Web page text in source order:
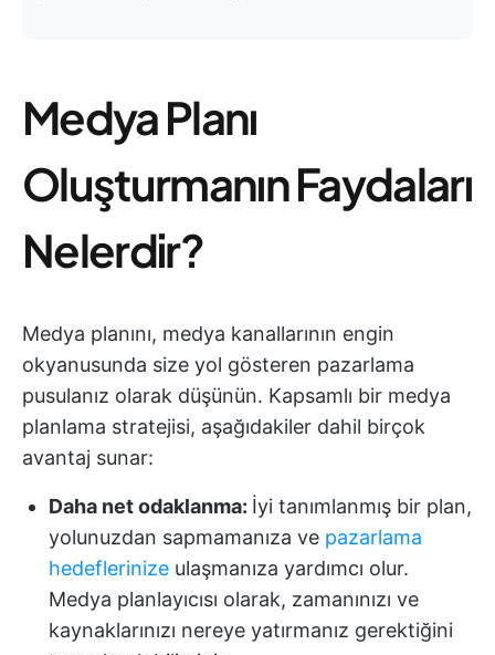
Medya Planı
Oluşturmanın Faydaları
Nelerdir?
Medya planını, medya kanallarının engin
okyanusunda size yol gösteren pazarlama
pusulanız olarak düşünün. Kapsamlı bir medya
planlama stratejisi, aşağıdakiler dahil birçok
avantaj sunar:
Daha net odaklanma: İyi tanımlanmış bir plan,
yolunuzdan sapmamanıza ve pazarlama
hedeflerinize ulaşmanıza yardımcı olur.
Medya planlayıcısı olarak, zamanınızı ve
kaynaklarınızı nereye yatırmanız gerektiğini